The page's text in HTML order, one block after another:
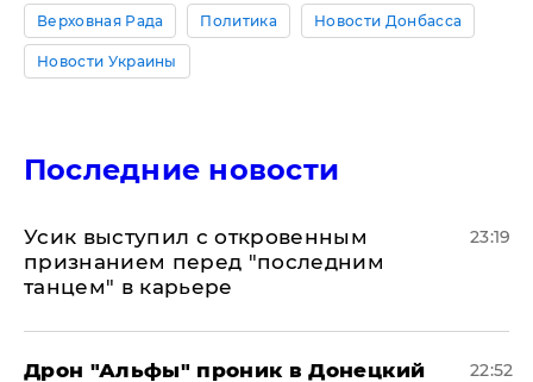
Верховная Рада Политика Новости Донбасса
Новости Украины
Последние новости
Усик выступил с откровенным
признанием перед "последним
танцем" в карьере
23:19
Дрон "Альфы" проник в Донецкий
22:52